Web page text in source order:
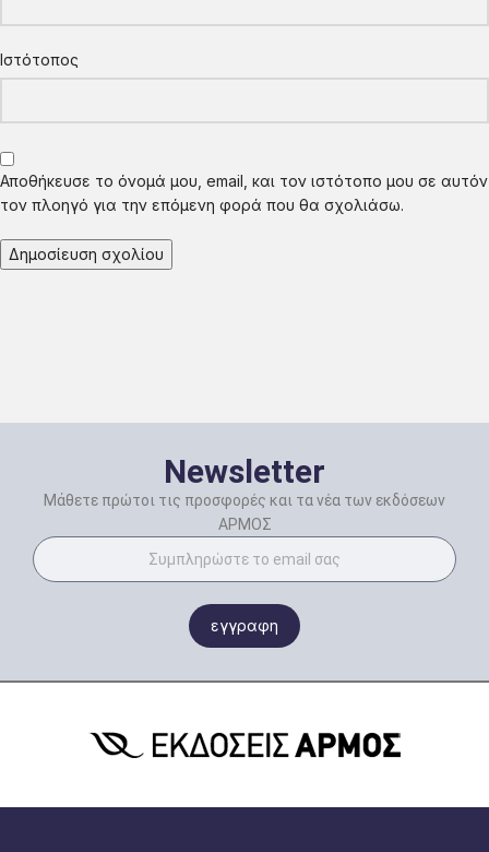
Ιστότοπος
Αποθήκευσε το όνομά μου, email, και τον ιστότοπο μου σε αυτόν
τον πλοηγό για την επόμενη φορά που θα σχολιάσω.
Newsletter
Μάθετε πρώτοι τις προσφορές και τα νέα των εκδόσεων
ΑΡΜΟΣ
εγγραφη